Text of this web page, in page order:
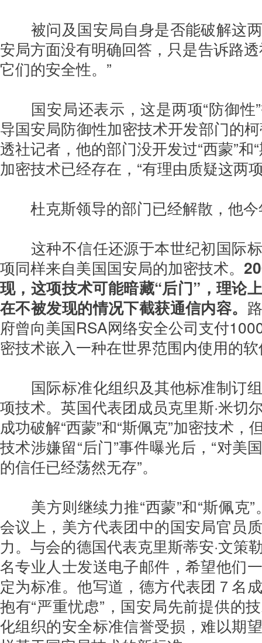
被问及国安局自身是否能破解这
安局方面没有明确回答，只是告诉路
它们的安全性。”
国安局还表示，这是两项“防御
导国安局防御性加密技术开发部门的
透社记者，他的部门没开发过“西蒙”和
加密技术已经存在，“有理由质疑这两
杜克斯领导的部门已经解散，他
这种不信任还源于本世纪初国际
项同样来自美国国安局的加密技术。
现，这项技术可能暗藏“后门”，理论
在不被发现的情况下截获通信内容。
府曾向美国RSA网络安全公司支付
密技术嵌入一种在世界范围内使用的
国际标准化组织及其他标准制订
项技术。英国代表团成员克里斯·米切
成功破解“西蒙”和“斯佩克”加密技术，
技术涉嫌留“后门”事件曝光后，“对美
的信任已经荡然无存”。
美方则继续力推“西蒙”和“斯佩克
会议上，美方代表团中的国安局官员
力。与会的德国代表克里斯蒂安·文策
名专业人士发送电子邮件，希望他们
定为标准。他写道，德方代表团７名
抱有“严重忧虑”，国安局先前提供的
化组织的安全标准信誉受损，难以期
烈和领袖名
反颠覆生死
【视频】赵小鲁：狼牙山五壮士名誉
案“完胜”的标志是制定《国家英烈名
誉保护法》
【视
定